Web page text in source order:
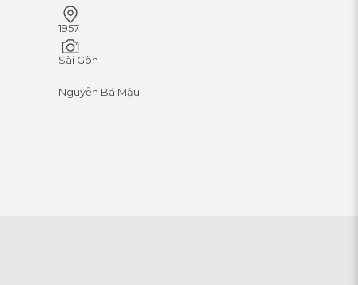
1957
Sài Gòn
Nguyễn Bá Mậu